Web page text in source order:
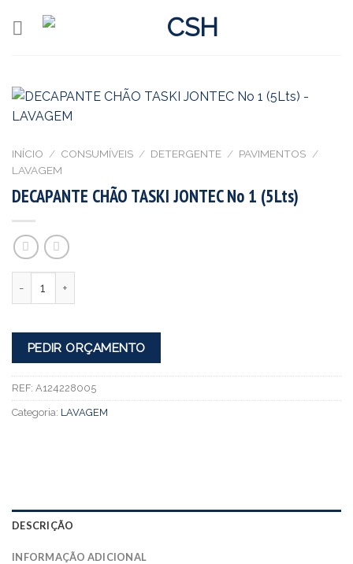
INÍCIO / CONSUMÍVEIS / DETERGENTE / PAVIMENTOS /
LAVAGEM
DECAPANTE CHÃO TASKI JONTEC No 1 (5Lts)
PEDIR ORÇAMENTO
REF: A124228005
Categoria: LAVAGEM
DESCRIÇÃO
INFORMAÇÃO ADICIONAL